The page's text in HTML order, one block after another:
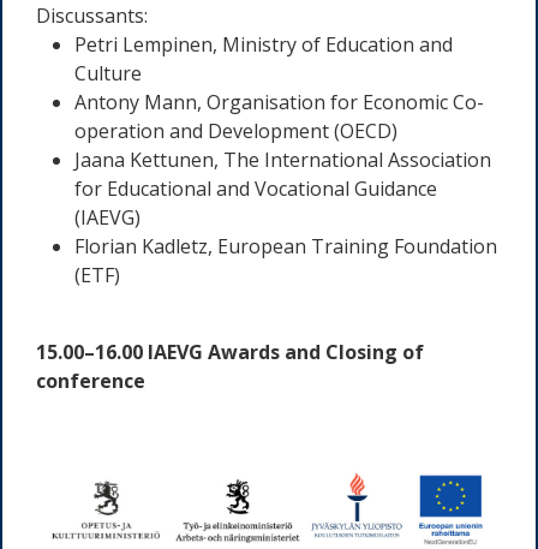
Discussants:
Petri Lempinen, Ministry of Education and
Culture
Antony Mann, Organisation for Economic Co-
operation and Development (OECD)
Jaana Kettunen, The International Association
for Educational and Vocational Guidance
(IAEVG)
Florian Kadletz, European Training Foundation
(ETF)
15.00–16.00 IAEVG Awards and Closing of
conference